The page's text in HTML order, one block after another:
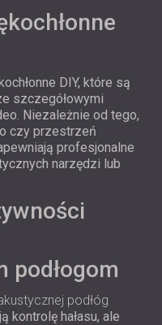
DIY, które są
szczegółowymi
Niezależnie od tego,
czy przestrzeń
profesjonalne
narzędzi lub
podłogom
podłóg
kontrolę hałasu, ale